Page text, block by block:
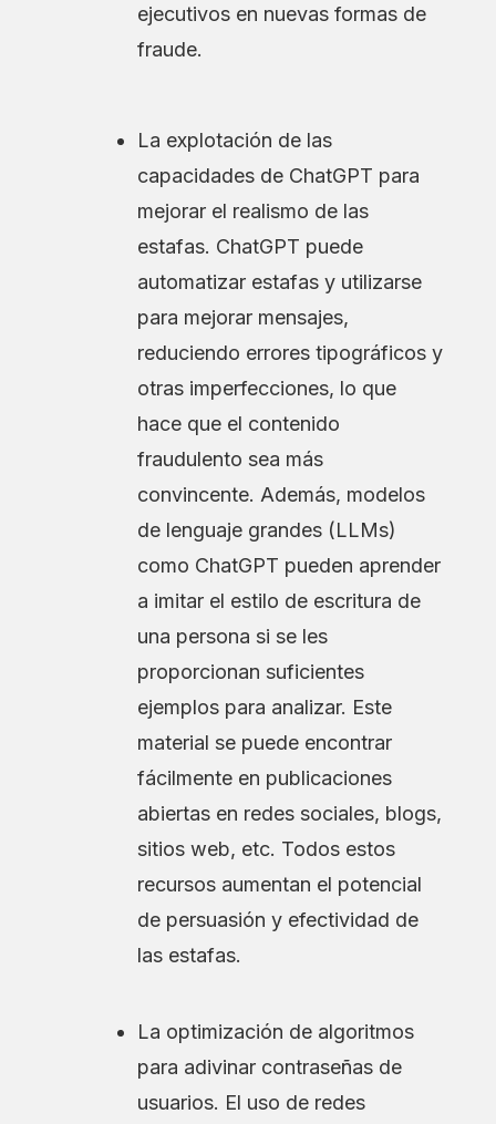
ejecutivos en nuevas formas de
fraude.
La explotación de las
capacidades de ChatGPT para
mejorar el realismo de las
estafas. ChatGPT puede
automatizar estafas y utilizarse
para mejorar mensajes,
reduciendo errores tipográficos y
otras imperfecciones, lo que
hace que el contenido
fraudulento sea más
convincente. Además, modelos
de lenguaje grandes (LLMs)
como ChatGPT pueden aprender
a imitar el estilo de escritura de
una persona si se les
proporcionan suficientes
ejemplos para analizar. Este
material se puede encontrar
fácilmente en publicaciones
abiertas en redes sociales, blogs,
sitios web, etc. Todos estos
recursos aumentan el potencial
de persuasión y efectividad de
las estafas.
La optimización de algoritmos
para adivinar contraseñas de
usuarios. El uso de redes